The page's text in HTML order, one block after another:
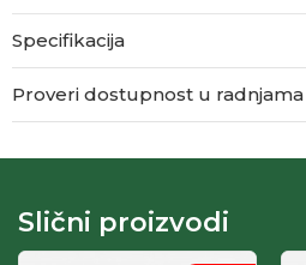
Specifikacija
Proveri dostupnost u radnjama
Slični proizvodi